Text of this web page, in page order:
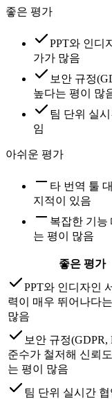
좋은 평가
PPT와 인디
가가 많음
보안 규정
높다는 평이 많
팀 단위 실
임
아쉬운 평가
타 번역 툴
지적이 있음
복잡한 기능
는 평이 많음
좋은 평가
PPT와 인디자인
력이 매우 뛰어나다
많음
보안 규정(GDPR,
준수가 철저해 신뢰
는 평이 많음
팀 단위 실시간